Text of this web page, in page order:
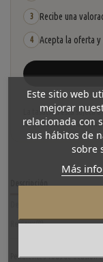
3 Recibe una
4 Acepta la oferta
La tasación está sujeta
No se descuenta
Reviews(0)
Pendientes Tous de
Este sitio web
mejorar
relacionada con
sus hábitos de
sobre
Más